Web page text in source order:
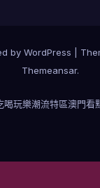
by WordPress
Themeansar.
喝玩樂潮流特區澳門看